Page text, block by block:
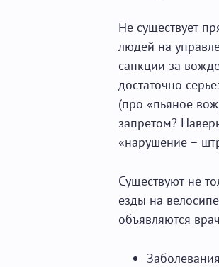
Не существует
людей на
санкции за
достаточно
(про «пьяное
запретом?
«нарушение –
Существуют не
езды на
объявляются